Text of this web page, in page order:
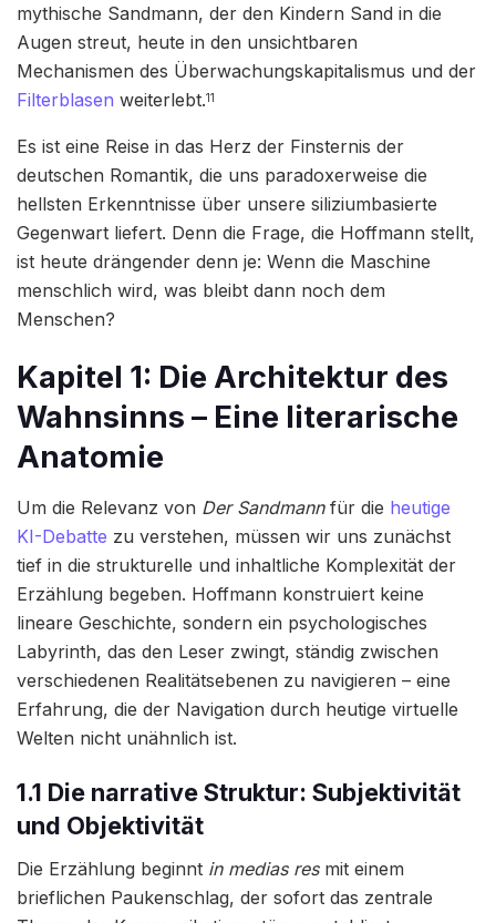
mythische Sandmann, der den Kindern Sand in die
Augen streut, heute in den unsichtbaren
Mechanismen des Überwachungskapitalismus und der
Filterblasen weiterlebt.11
Es ist eine Reise in das Herz der Finsternis der
deutschen Romantik, die uns paradoxerweise die
hellsten Erkenntnisse über unsere siliziumbasierte
Gegenwart liefert. Denn die Frage, die Hoffmann stellt,
ist heute drängender denn je: Wenn die Maschine
menschlich wird, was bleibt dann noch dem
Menschen?
Kapitel 1: Die Architektur des
Wahnsinns – Eine literarische
Anatomie
Um die Relevanz von Der Sandmannfür die heutige
KI-Debatte zu verstehen, müssen wir uns zunächst
tief in die strukturelle und inhaltliche Komplexität der
Erzählung begeben. Hoffmann konstruiert keine
lineare Geschichte, sondern ein psychologisches
Labyrinth, das den Leser zwingt, ständig zwischen
verschiedenen Realitätsebenen zu navigieren – eine
Erfahrung, die der Navigation durch heutige virtuelle
Welten nicht unähnlich ist.
1.1 Die narrative Struktur: Subjektivität
und Objektivität
Die Erzählung beginnt in medias resmit einem
brieflichen Paukenschlag, der sofort das zentrale